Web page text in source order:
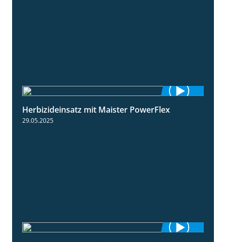
Herbizideinsatz mit Maister PowerFlex
29.05.2025